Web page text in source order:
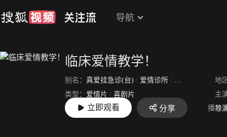
导航
临床爱情教学！
别名： 真爱挂急诊(台) / 爱情诊所 / Sex and
地
类型： 爱情片 / 喜剧片
主
上映： 2012-06-27 导
立即观看 分享 播放